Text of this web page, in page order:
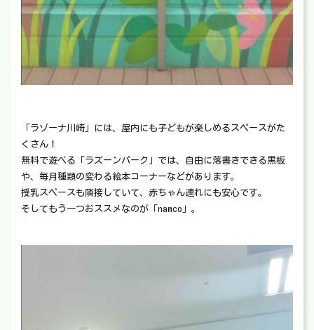
「ラゾーナ川崎」には、屋内にも子どもが楽しめるスペースがた
くさん！
無料で遊べる「ラズーンパーク」では、自由に落書きできる黒板
や、毎月種類の変わる絵本コーナーなどがあります。
授乳スペースも隣接していて、赤ちゃん連れにも安心です。
そしてもう一つおススメなのが「namco」。